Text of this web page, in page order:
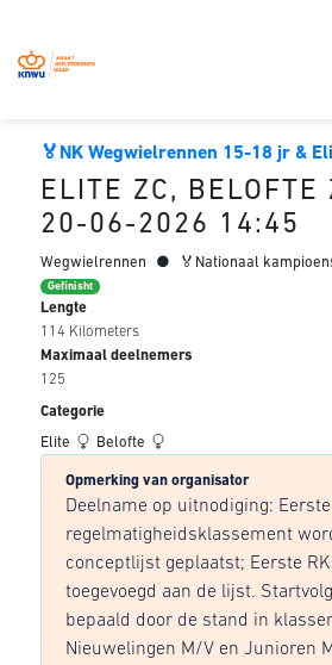
🏅NK Wegwielrennen 15-18 jr &
ELITE ZC, BELOFTE
20-06-2026 14:45
Wegwielrennen ● 🏅Nationaal
Gefinisht
Lengte
114 Kilometers
Maximaal deelnemers
125
Categorie
Elite
Belofte
Opmerking van organisator
Deelname op uitnodiging:
regelmatigheidsklassement
conceptlijst geplaatst; Eerste
toegevoegd aan de lijst.
bepaald door de stand in
Nieuwelingen M/V en Junioren